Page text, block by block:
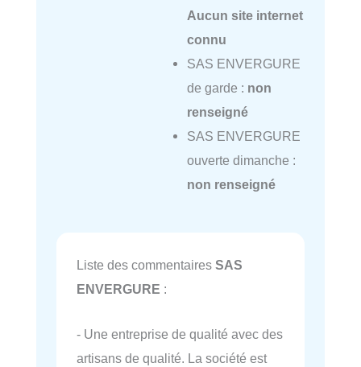
Aucun site internet
connu
SAS ENVERGURE
de garde : non
renseigné
SAS ENVERGURE
ouverte dimanche :
non renseigné
Liste des commentaires SAS
ENVERGURE :
- Une entreprise de qualité avec des
artisans de qualité. La société est